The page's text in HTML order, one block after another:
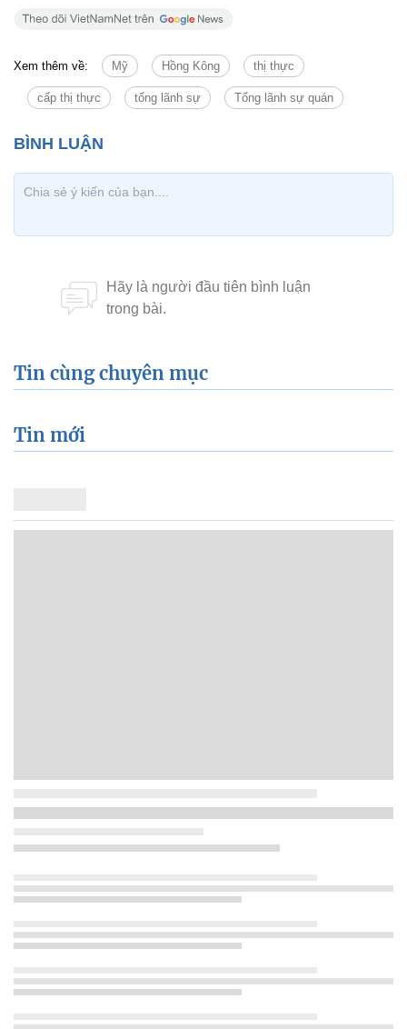
Xem thêm về: Mỹ Hồng Kông thị thực
cấp thị thực tổng lãnh sự Tổng lãnh sự quán
Tin cùng chuyên mục
Tin mới